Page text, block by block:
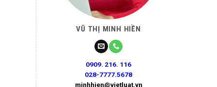
VŨ THỊ MINH HIỀN
0909. 216. 116
028-7777.5678
minhhien@vietluat.vn